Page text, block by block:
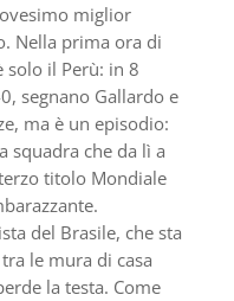
miglior
Nella prima ora di
solo il Perù: in 8
segnano Gallardo e
ma è un episodio:
squadra che da lì a
titolo Mondiale
del Brasile, che sta
le mura di casa
la testa. Come